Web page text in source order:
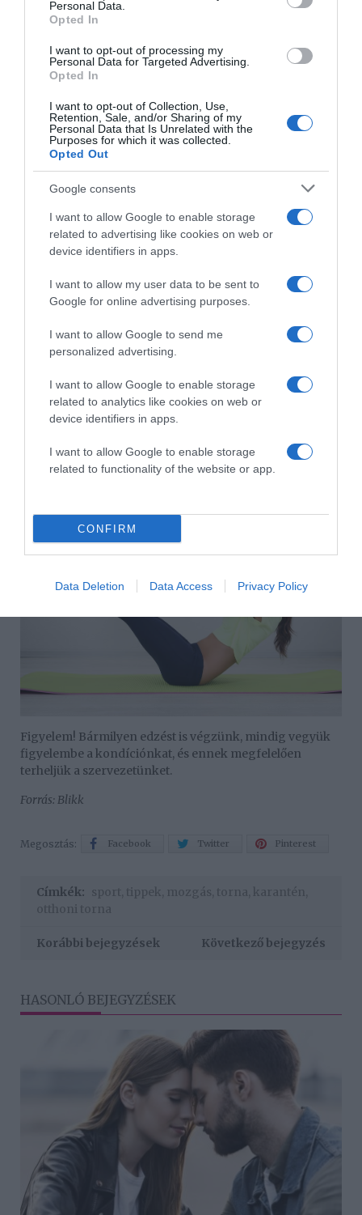
Personal Data.
Opted In
I want to opt-out of processing my
Personal Data for Targeted Advertising.
Opted In
I want to opt-out of Collection, Use,
Retention, Sale, and/or Sharing of my
Personal Data that Is Unrelated with the
Purposes for which it was collected.
Opted Out
Google consents
I want to allow Google to enable storage
related to advertising like cookies on web or
device identifiers in apps.
I want to allow my user data to be sent to
Google for online advertising purposes.
I want to allow Google to send me
personalized advertising.
I want to allow Google to enable storage
related to analytics like cookies on web or
device identifiers in apps.
I want to allow Google to enable storage
related to functionality of the website or app.
CONFIRM
Data Deletion Data Access Privacy Policy
Maradjunk ülve a szőnyegen, támasszuk meg magunkat
hátul az alkarunkkal. Emeljük a magasba a lábunkat,
nyújtsuk ki a levegőben, majd hajlítsuk be a térdünket.
Ismételjük meg 5-ször a gyakorlatot.
Felülés
meg a törzsünket és a lábunkat. Közben a kezünket
nyújtsuk előre a lábfejünk felé. Maradjunk ebben a
helyzetben néhány másodpercig, ezután térjünk vissza a
Ismételjük meg 5-ször a feladatot.
Figyelem! Bármilyen edzést is végzünk, mindig vegyük
figyelembe a kondíciónkat, és ennek megfelelően
terheljük a szervezetünket.
Forrás: Blikk
Megosztás: Facebook Twitter Pinterest
Címkék: sport tippek mozgás torna karantén
otthoni torna
Korábbi bejegyzések Következő bejegyzés
HASONLÓ BEJEGYZÉSEK